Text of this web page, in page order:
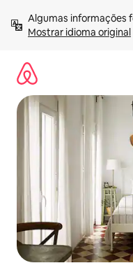
para
Mostrar idioma original